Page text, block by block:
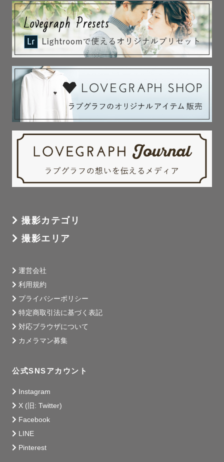
撮影カテゴリ
撮影エリア
運営会社
利用規約
プライバシーポリシー
特定商取引法に基づく表記
対応ブラウザについて
カメラマン募集
公式SNSアカウント
Instagram
X (旧: Twitter)
Facebook
LINE
Pinterest